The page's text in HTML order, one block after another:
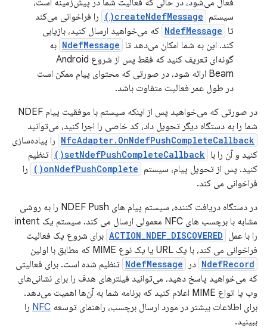
فعال می‌شود، در حالی که فعالیت شما در پیش‌زمینه است،
سیستم createNdefMessage()
را فراخوانی می‌کند
تا NdefMessage که می‌خواهید ارسال کنید، بازیابی
کند. این به شما امکان می‌دهد تا NdefMessage به
گونه‌ای تعریف کنید که فقط پس از شروع Android
Beam ارائه شود، در صورتی که محتوای پیام ممکن است
در طول عمر فعالیت متفاوت باشد.
در صورتی که می‌خواهید پس از اینکه سیستم با موفقیت پیام NDEF
شما را به دستگاه دیگر تحویل داد، کد خاصی را اجرا کنید، می‌توانید
NfcAdapter.OnNdefPushCompleteCallback را پیاده‌سازی
کنید و آن را با setNdefPushCompleteCallback()
تنظیم
کنید. پس از تحویل پیام، سیستم onNdefPushComplete()
را
فراخوانی می کند.
در دستگاه دریافت کننده، سیستم پیام های NDEF Push را به روشی
مشابه با برچسب های NFC معمولی ارسال می کند. سیستم یک intent
را با عمل ACTION_NDEF_DISCOVERED برای شروع یک فعالیت
فراخوانی می کند، با یک URL یا یک نوع MIME که مطابق با اولین
NdefRecord در NdefMessage تنظیم شده است. برای فعالیتی
که می‌خواهید پاسخ دهید، می‌توانید فیلترهای هدف را برای نشانی‌های
وب یا انواع MIME اعلام کنید که برنامه شما به آن‌ها اهمیت می‌دهد.
برای اطلاعات بیشتر در مورد ارسال برچسب، راهنمای توسعه NFC را
ببینید.